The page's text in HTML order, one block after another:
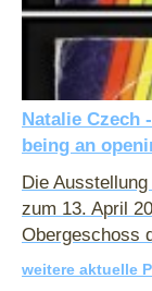
Natalie Czech
being an
Die
zum 13. April
Obergeschoss
weitere aktuelle